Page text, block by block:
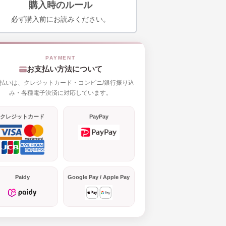
購入時のルール
必ず購入前にお読みください。
お支払い方法について
いは、クレジットカード・コンビニ/銀行振り込
み・各種電子決済に対応しています。
クレジットカード PayPay
Paidy Google Pay / Apple Pay